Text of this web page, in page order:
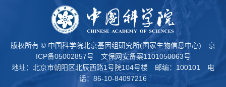
版权所有 © 中国科学院北京基因组研究所(国家生物信息中心) 京
ICP备05002857号
文保网安备案1101050063号
地址：北京市朝阳区北辰西路1号院104号楼 邮编：100101 电
话：86-10-84097216